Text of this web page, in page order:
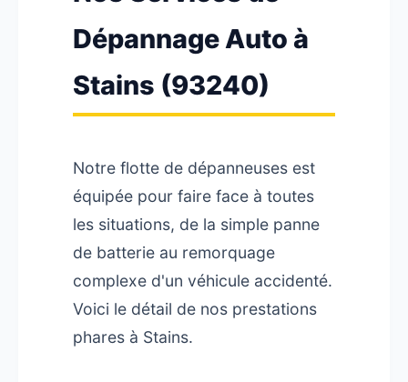
Dépannage Auto à
Stains (93240)
Notre flotte de dépanneuses est
équipée pour faire face à toutes
les situations, de la simple panne
de batterie au remorquage
complexe d'un véhicule accidenté.
Voici le détail de nos prestations
phares à Stains.